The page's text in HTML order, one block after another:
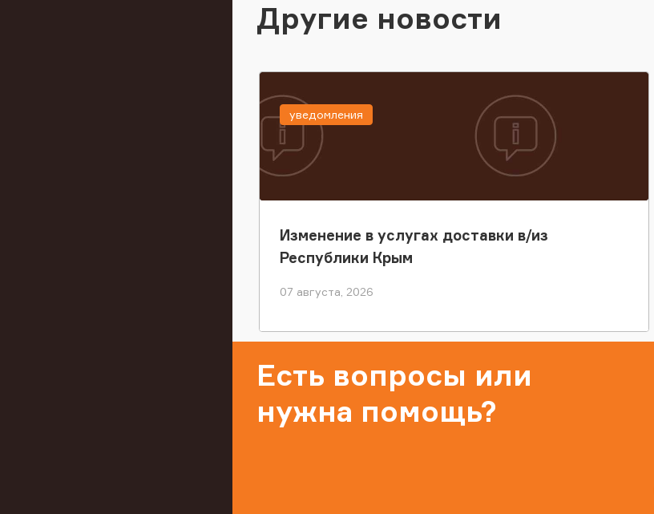
Другие новости
Изменение в услугах доставки в/из
Республики Крым
07 августа, 2026
уведомления
Есть вопросы или
нужна помощь?